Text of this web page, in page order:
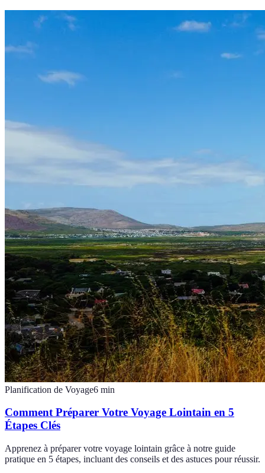
Planification de Voyage6 min
Comment Préparer Votre Voyage Lointain en 5
Étapes Clés
Apprenez à préparer votre voyage lointain grâce à notre guide
pratique en 5 étapes, incluant des conseils et des astuces pour réussir.